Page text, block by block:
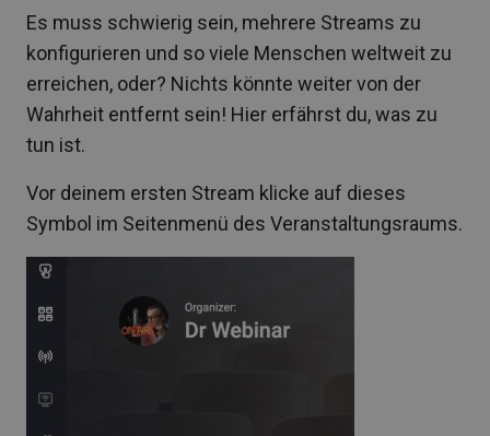
Es muss schwierig sein, mehrere Streams zu
konfigurieren und so viele Menschen weltweit zu
erreichen, oder? Nichts könnte weiter von der
Wahrheit entfernt sein! Hier erfährst du, was zu
tun ist.
Vor deinem ersten Stream klicke auf dieses
Symbol im Seitenmenü des Veranstaltungsraums.